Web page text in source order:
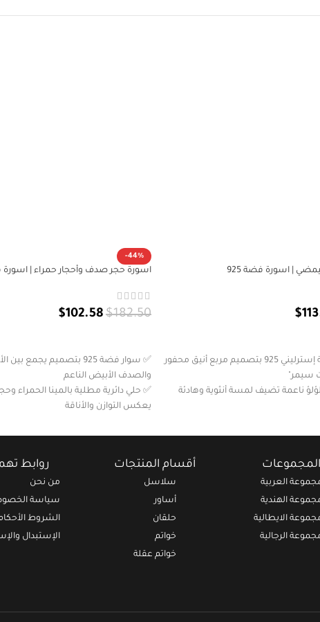
| اسورة فضة 925
$
✅ سوار من فضة إسترليني 925 بتصميم مربع أنيق محفور
سيمر"
ناعمة تضيف لمسة أنثوية وهادئة
-44%
اسورة حجر صدف وأحجار حمراء | اسورة
$182.50
$102.58
✅ سوار فضة 925 بتصميم يجمع
والصدف الأبيض الناعم
✅ حلي دائرية مطلية بالمينا الحمراء
يعكس التوازن والأناقة
القوة والأنوثة
كهدية
المجموعات
العربية
الهندية
الايطالية
الرجالية
أقسام المنتجات
سلاسل
أساور
حلقان
خواتم
خواتم عقلة
روابط
من نحن
سياسة
الشروط
الإستبدال